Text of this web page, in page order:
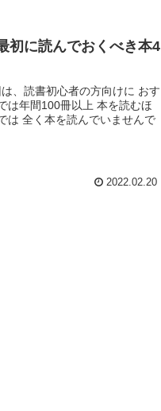
初に読んでおくべき本4
、読書初心者の方向けに おす
は年間100冊以上 本を読むほ
は 全く本を読んでいませんで
2022.02.20